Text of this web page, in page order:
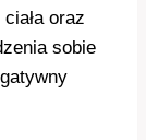
oraz
sobie